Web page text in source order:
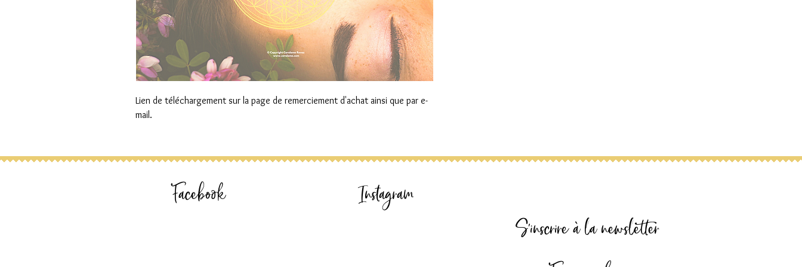
Lien de téléchargement sur la page de remerciement d'achat ainsi que par e-
mail.
Facebook
Instagram
S'inscrire à la newsletter